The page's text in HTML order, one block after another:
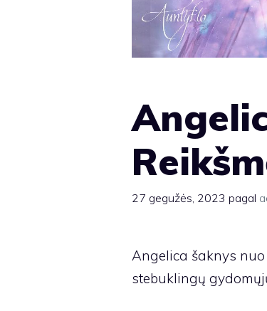
27 gegužės, 2023 pagal
Angelica šaknys
stebuklingų